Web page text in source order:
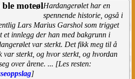
moteølHardangerølet har en
spennende historie, også i
Lars Marius Garshol som trigget
et innlegg der han med bakgrunn i
var sterkt. Det fikk meg til å
var sterkt, og hvor sterkt, og hvordan
over årene. ... [Les resten:
]